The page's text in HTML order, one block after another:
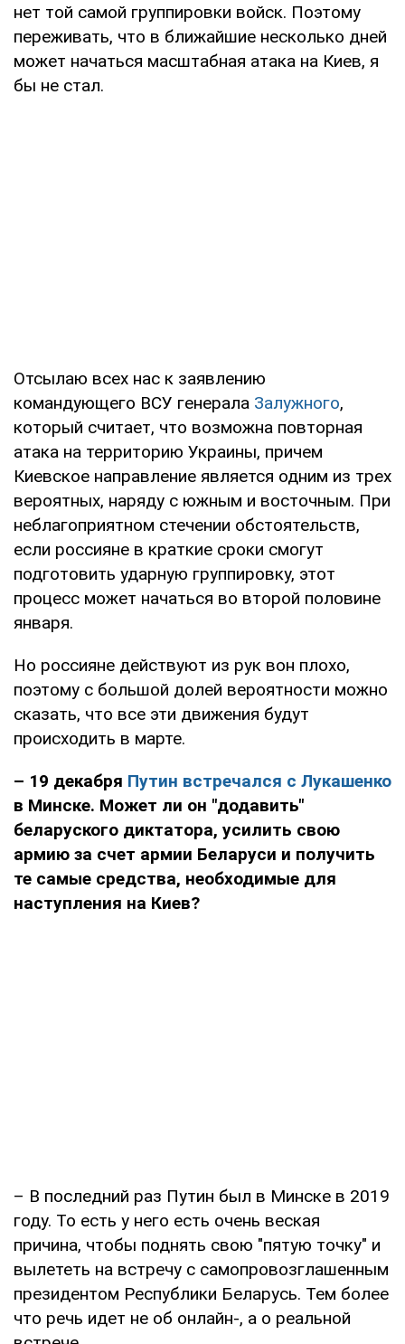
нет той самой группировки войск. Поэтому
переживать, что в ближайшие несколько дней
может начаться масштабная атака на Киев, я
бы не стал.
Отсылаю всех нас к заявлению
командующего ВСУ генерала Залужного,
который считает, что возможна повторная
атака на территорию Украины, причем
Киевское направление является одним из трех
вероятных, наряду с южным и восточным. При
неблагоприятном стечении обстоятельств,
если россияне в краткие сроки смогут
подготовить ударную группировку, этот
процесс может начаться во второй половине
января.
Но россияне действуют из рук вон плохо,
поэтому с большой долей вероятности можно
сказать, что все эти движения будут
происходить в марте.
– 19 декабря Путин встречался с Лукашенко
в Минске. Может ли он "додавить"
беларуского диктатора, усилить свою
армию за счет армии Беларуси и получить
те самые средства, необходимые для
наступления на Киев?
– В последний раз Путин был в Минске в 2019
году. То есть у него есть очень веская
причина, чтобы поднять свою "пятую точку" и
вылететь на встречу с самопровозглашенным
президентом Республики Беларусь. Тем более
что речь идет не об онлайн-, а о реальной